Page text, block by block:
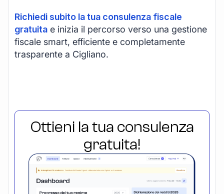
Richiedi subito la tua consulenza fiscale
gratuita e inizia il percorso verso una gestione
fiscale smart, efficiente e completamente
trasparente a Cigliano.
Ottieni la tua consulenza
gratuita!